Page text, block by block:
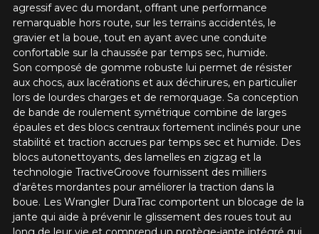
agressif avec du mordant, offrant une performance
remarquable hors route, sur les terrains accidentés, le
gravier et la boue, tout en ayant avec une conduite
confortable sur la chaussée par temps sec, humide.
Son composé de gomme robuste lui permet de résister
aux chocs, aux lacérations et aux déchirures, en particulier
lors de lourdes charges et de remorquage. Sa conception
de bande de roulement symétrique combine de larges
épaules et des blocs centraux fortement inclinés pour une
stabilité et traction accrues par temps sec et humide. Des
blocs autonettoyants, des lamelles en zigzag et la
technologie TractiveGroove fournissent des milliers
d'arêtes mordantes pour améliorer la traction dans la
boue. Les Wrangler DuraTrac comportent un blocage de la
jante qui aide à prévenir le glissement des roues tout au
Style de conduite
Condition de route
Votre avis
Note
1
2 3 4 5
VOICI LES DIMENSIONS POUR VOTRE VÉHICULE
Que magasinez-vous?
Malheureusement, aucun résultat ne
convenant parfaitement à votre
recherche n'est disponible en ligne
présentement. Nous aimerions vous
aider à trouver le produit qu'il vous faut.
N'hésitez pas à contacter notre service
à la clientèle, qui se fera un plaisir de